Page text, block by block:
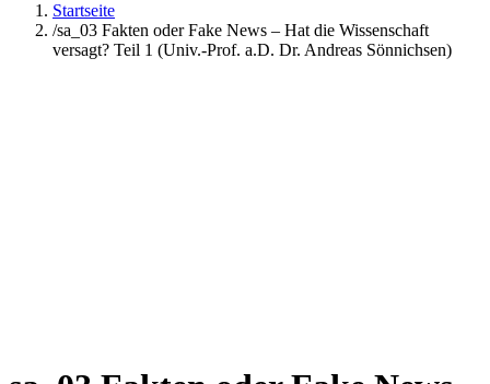
Startseite
/sa_03 Fakten oder Fake News – Hat die Wissenschaft
versagt? Teil 1 (Univ.-Prof. a.D. Dr. Andreas Sönnichsen)